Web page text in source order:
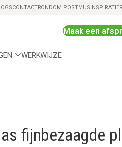
CONTACTRONDOM POSTMUSINSPIRATIE
Maak een
WERKWIJZE
fijnbezaagde